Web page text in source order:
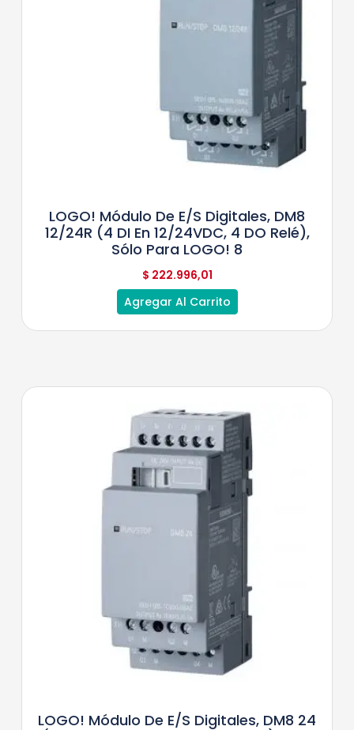
LOGO! Módulo De E/S Digitales, DM8
12/24R (4 DI En 12/24VDC, 4 DO Relé),
Sólo Para LOGO! 8
$ 222.996,01
Agregar Al Carrito
LOGO! Módulo De E/S Digitales, DM8 24